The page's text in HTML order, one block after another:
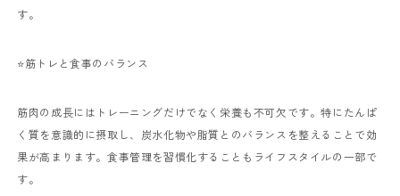
す。
⭐️筋トレと食事のバランス
筋肉の成長にはトレーニングだけでなく栄養も不可欠です。特にたんぱ
く質を意識的に摂取し、炭水化物や脂質とのバランスを整えることで効
果が高まります。食事管理を習慣化することもライフスタイルの一部で
す。